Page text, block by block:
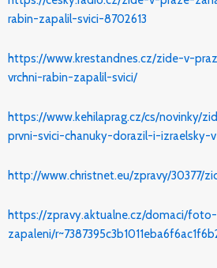
rabin-zapalil-svici-8702613
https://www.krestandnes.cz/zide-v-
vrchni-rabin-zapalil-svici/
https://www.kehilaprag.cz/cs/novinky/
prvni-svici-chanuky-dorazil-i-izraelsky-
http://www.christnet.eu/zpravy/30377/
https://zpravy.aktualne.cz/domaci/
zapaleni/